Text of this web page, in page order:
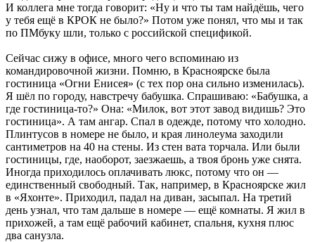
И коллега мне тогда говорит: «Ну и что ты там найдёшь, чего
у тебя ещё в КРОК не было?» Потом уже понял, что мы и так
по ПМбуку шли, только с российской спецификой.
Сейчас сижу в офисе, много чего вспоминаю из
командировочной жизни. Помню, в Красноярске была
гостиница «Огни Енисея» (с тех пор она сильно изменилась).
Я шёл по городу, навстречу бабушка. Спрашиваю: «Бабушка, а
где гостиница-то?» Она: «Милок, вот этот завод видишь? Это
гостиница». А там ангар. Спал в одежде, потому что холодно.
Плинтусов в номере не было, и края линолеума заходили
сантиметров на 40 на стены. Из стен вата торчала. Или были
гостиницы, где, наоборот, заезжаешь, а твоя бронь уже снята.
Иногда приходилось оплачивать люкс, потому что он —
единственный свободный. Так, например, в Красноярске жил
в «Яхонте». Приходил, падал на диван, засыпал. На третий
день узнал, что там дальше в номере — ещё комнаты. Я жил в
прихожей, а там ещё рабочий кабинет, спальня, кухня плюс
два санузла.